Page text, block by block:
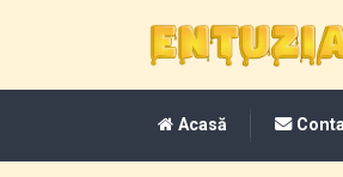
Acasă